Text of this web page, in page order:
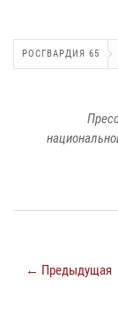
РОСГВАРДИЯ 65
← Предыдущая